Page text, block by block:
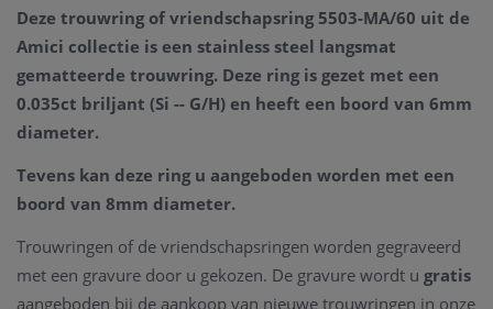
Deze trouwring of vriendschapsring 5503-MA/60 uit de
Amici collectie is een stainless steel langsmat
gematteerde trouwring. Deze ring is gezet met een
0.035ct briljant (Si -- G/H) en heeft een boord van 6mm
diameter.
Tevens kan deze ring u aangeboden worden met een
boord van 8mm diameter.
Trouwringen of de vriendschapsringen worden gegraveerd
met een gravure door u gekozen. De gravure wordt u gratis
aangeboden bij de aankoop van nieuwe trouwringen in onze